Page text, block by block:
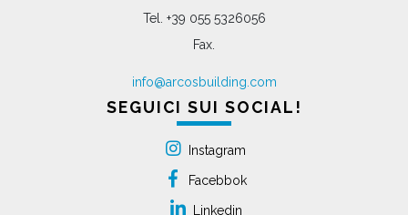
Tel. +39 055 5326056
Fax.
info@arcosbuilding.com
SEGUICI SUI SOCIAL!
Instagram
Facebbok
Linkedin